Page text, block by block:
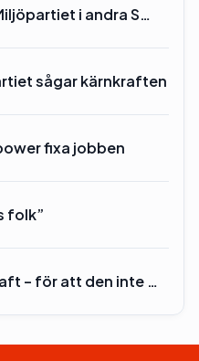
i andra S…
sågar kärnkraften
fixa jobben
folk”
– för att den inte …